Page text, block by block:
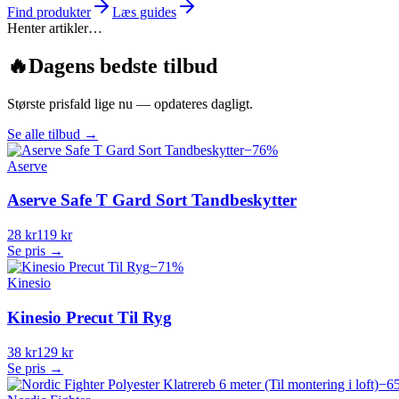
Find produkter
Læs guides
Henter artikler…
🔥Dagens bedste tilbud
Største prisfald lige nu — opdateres dagligt.
Se alle tilbud →
−76%
Aserve
Aserve Safe T Gard Sort Tandbeskytter
28 kr119 kr
Se pris →
−71%
Kinesio
Kinesio Precut Til Ryg
38 kr129 kr
Se pris →
−